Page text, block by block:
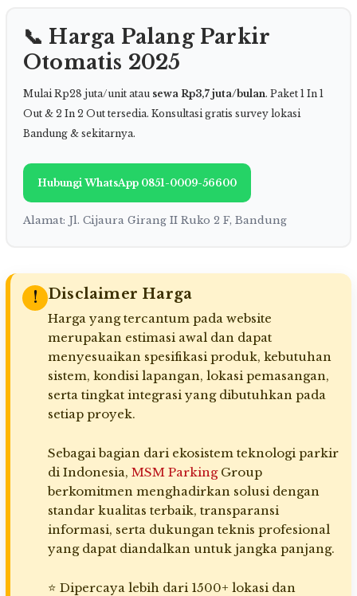
📞 Harga Palang Parkir
Otomatis 2025
Mulai Rp28 juta/unit atau sewa Rp3,7 juta/bulan. Paket 1 In 1
Out & 2 In 2 Out tersedia. Konsultasi gratis survey lokasi
Bandung & sekitarnya.
Hubungi WhatsApp 0851-0009-56600
Alamat: Jl. Cijaura Girang II Ruko 2 F, Bandung
! Disclaimer Harga
Harga yang tercantum pada website
merupakan estimasi awal dan dapat
menyesuaikan spesifikasi produk, kebutuhan
sistem, kondisi lapangan, lokasi pemasangan,
serta tingkat integrasi yang dibutuhkan pada
setiap proyek.
Sebagai bagian dari ekosistem teknologi parkir
di Indonesia, MSM ParkingGroup
berkomitmen menghadirkan solusi dengan
standar kualitas terbaik, transparansi
informasi, serta dukungan teknis profesional
yang dapat diandalkan untuk jangka panjang.
⭐ Dipercaya lebih dari 1500+ lokasi dan